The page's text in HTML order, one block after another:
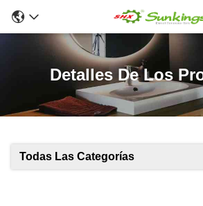
Detalles De Los
Todas Las Categorías